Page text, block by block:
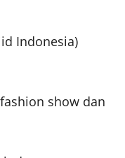
Indonesia)
show dan